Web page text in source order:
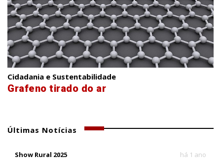
Cidadania e Sustentabilidade
Grafeno tirado do ar
Últimas Notícias
Show Rural 2025 há 1 ano